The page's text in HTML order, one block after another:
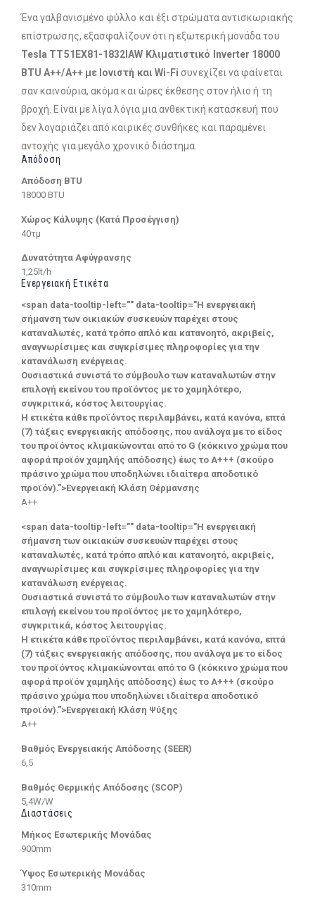
Ένα γαλβανισμένο φύλλο και έξι στρώματα αντισκωριακής
επίστρωσης, εξασφαλίζουν ότι η εξωτερική μονάδα του
Tesla TT51EX81-1832IAW Κλιματιστικό Inverter 18000
BTU A++/A++ με Ιονιστή και Wi-Fi συνεχίζει να φαίνεται
σαν καινούρια, ακόμα και ώρες έκθεσης στον ήλιο ή τη
βροχή. Είναι με λίγα λόγια μια ανθεκτική κατασκευή που
δεν λογαριάζει από καιρικές συνθήκες και παραμένει
αντοχής για μεγάλο χρονικό διάστημα.
Απόδοση
Απόδοση BTU
18000 BTU
Χώρος Κάλυψης (Κατά Προσέγγιση)
40τμ
Δυνατότητα Αφύγρανσης
1,25lt/h
Ενεργειακή Ετικέτα
<span data-tooltip-left="" data-tooltip="Η ενεργειακή
σήμανση των οικιακών συσκευών παρέχει στους
καταναλωτές, κατά τρόπο απλό και κατανοητό, ακριβείς,
αναγνωρίσιμες και συγκρίσιμες πληροφορίες για την
κατανάλωση ενέργειας.
Ουσιαστικά συνιστά το σύμβουλο των καταναλωτών στην
επιλογή εκείνου του προϊόντος με το χαμηλότερο,
συγκριτικά, κόστος λειτουργίας.
Η ετικέτα κάθε προϊόντος περιλαμβάνει, κατά κανόνα, επτά
(7) τάξεις ενεργειακής απόδοσης, που ανάλογα με το είδος
του προϊόντος κλιμακώνονται από το G (κόκκινο χρώμα που
αφορά προϊόν χαμηλής απόδοσης) έως το Α+++ (σκούρο
πράσινο χρώμα που υποδηλώνει ιδιαίτερα αποδοτικό
προϊόν).”>Ενεργειακή Κλάση Θέρμανσης
A++
<span data-tooltip-left="" data-tooltip="Η ενεργειακή
σήμανση των οικιακών συσκευών παρέχει στους
καταναλωτές, κατά τρόπο απλό και κατανοητό, ακριβείς,
αναγνωρίσιμες και συγκρίσιμες πληροφορίες για την
κατανάλωση ενέργειας.
Ουσιαστικά συνιστά το σύμβουλο των καταναλωτών στην
επιλογή εκείνου του προϊόντος με το χαμηλότερο,
συγκριτικά, κόστος λειτουργίας.
Η ετικέτα κάθε προϊόντος περιλαμβάνει, κατά κανόνα, επτά
(7) τάξεις ενεργειακής απόδοσης, που ανάλογα με το είδος
του προϊόντος κλιμακώνονται από το G (κόκκινο χρώμα που
αφορά προϊόν χαμηλής απόδοσης) έως το Α+++ (σκούρο
πράσινο χρώμα που υποδηλώνει ιδιαίτερα αποδοτικό
προϊόν).”>Ενεργειακή Κλάση Ψύξης
A++
Βαθμός Ενεργειακής Απόδοσης (SEER)
6,5
Βαθμός Θερμικής Απόδοσης (SCOP)
5,4W/W
Διαστάσεις
Μήκος Εσωτερικής Μονάδας
900mm
Ύψος Εσωτερικής Μονάδας
310mm